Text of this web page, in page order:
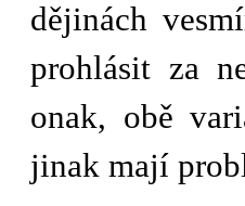
dějinách
prohlásit za
onak, obě
jinak mají